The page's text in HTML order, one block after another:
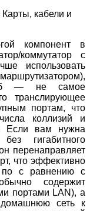
компонент в
коммутатор с
использовать
— не самое
транслирующее
портам, что
коллизий и
Если вам нужна
гигабитного
перенаправляет
что эффективно
по с равнению с
содержит
портами LAN), а
домашнюю сеть к